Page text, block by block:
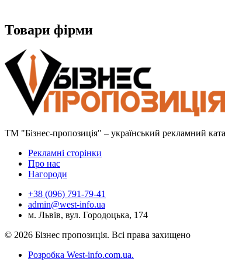
Товари фірми
ТМ "Бізнес-пропозиція" – український рекламний
Рекламні сторінки
Про нас
Нагороди
+38 (096) 791-79-41
admin@west-info.ua
м. Львів, вул. Городоцька, 174
© 2026 Бізнес пропозиція. Всі права захищено
Розробка West-info.com.ua.